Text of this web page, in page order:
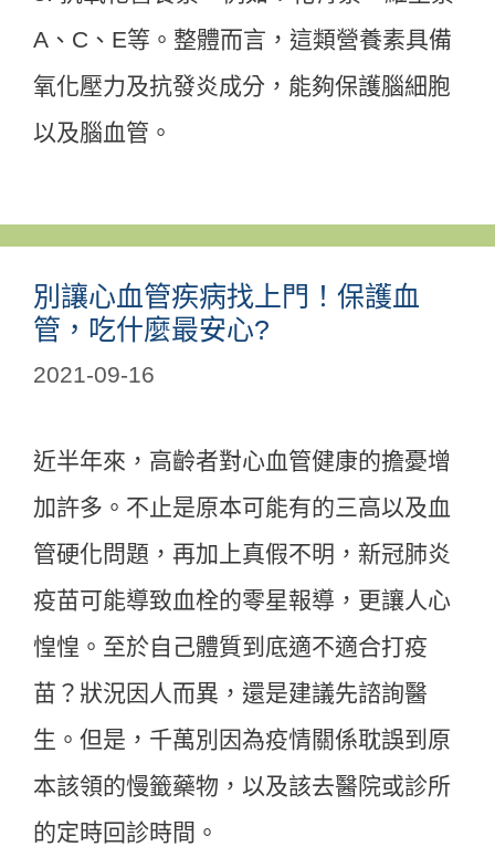
A、C、E等。整體而言，這類營養素具備
氧化壓力及抗發炎成分，能夠保護腦細胞
以及腦血管。
別讓心血管疾病找上門！保護血
管，吃什麼最安心?
2021-09-16
近半年來，高齡者對心血管健康的擔憂增
加許多。不止是原本可能有的三高以及血
管硬化問題，再加上真假不明，新冠肺炎
疫苗可能導致血栓的零星報導，更讓人心
惶惶。至於自己體質到底適不適合打疫
苗？狀況因人而異，還是建議先諮詢醫
生。但是，千萬別因為疫情關係耽誤到原
本該領的慢籤藥物，以及該去醫院或診所
的定時回診時間。